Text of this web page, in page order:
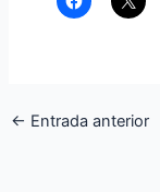
← Entrada anterior